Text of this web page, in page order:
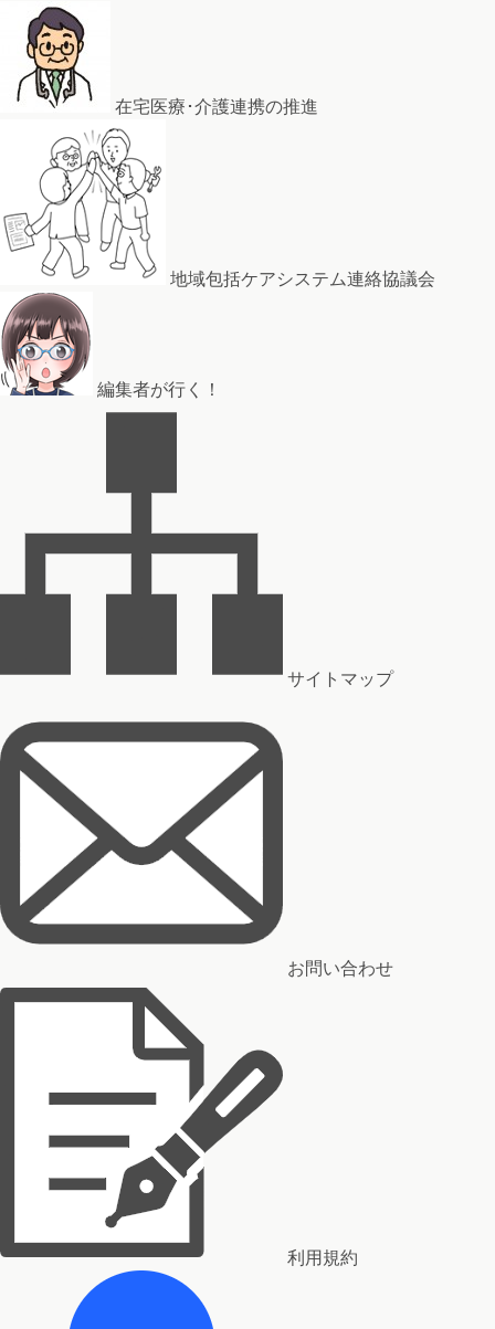
在宅医療･介護連携の推進
地域包括ケアシステム連絡協議会
編集者が行く！
サイトマップ
お問い合わせ
利用規約